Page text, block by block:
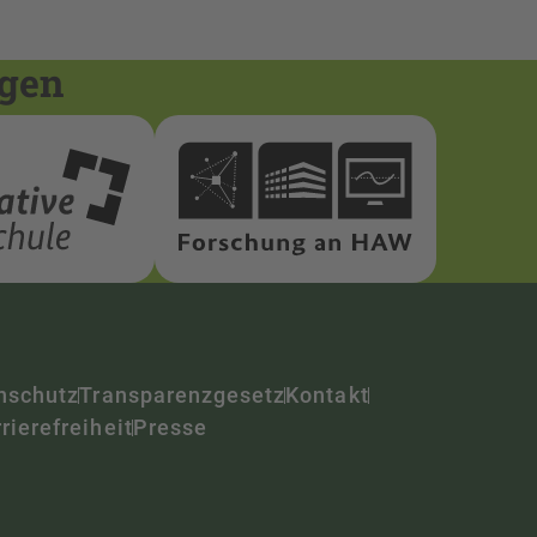
TransparenzgesetzKontakt
Presse